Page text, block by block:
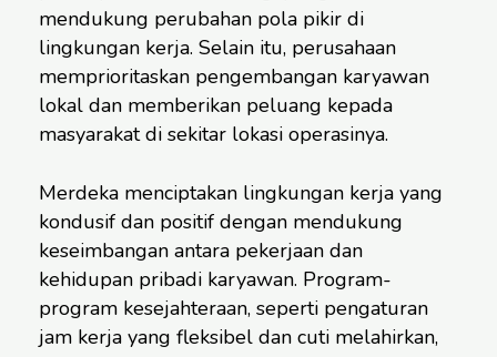
mendukung perubahan pola pikir di
lingkungan kerja. Selain itu, perusahaan
memprioritaskan pengembangan karyawan
lokal dan memberikan peluang kepada
masyarakat di sekitar lokasi operasinya.
Merdeka menciptakan lingkungan kerja yang
kondusif dan positif dengan mendukung
keseimbangan antara pekerjaan dan
kehidupan pribadi karyawan. Program-
program kesejahteraan, seperti pengaturan
jam kerja yang fleksibel dan cuti melahirkan,